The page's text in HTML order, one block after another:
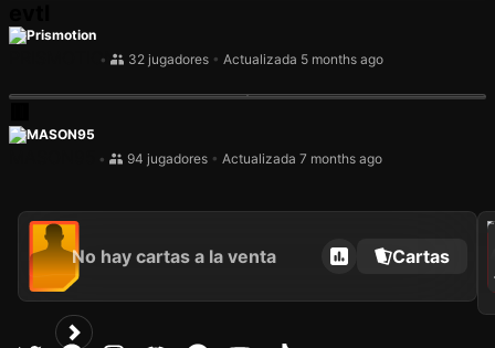
Prismotion
•
32 jugadores • Actualizada 5 months ago
MASON95
•
94 jugadores • Actualizada 7 months ago
No hay cartas a la venta Cartas
2024